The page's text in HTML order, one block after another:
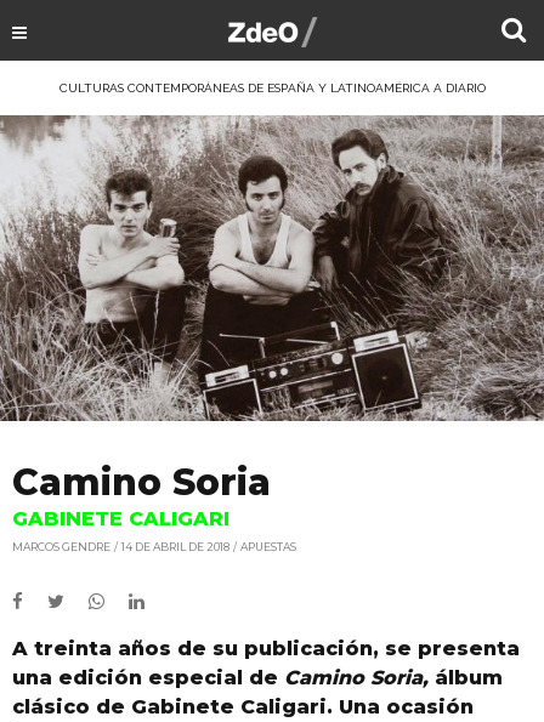
CULTURAS CONTEMPORÁNEAS DE ESPAÑA Y LATINOAMÉRICA A DIARIO
Camino Soria
GABINETE CALIGARI
MARCOS GENDRE 14 DE ABRIL DE 2018 APUESTAS
A treinta años de su publicación, se presenta
una edición especial de Camino Soria, álbum
clásico de Gabinete Caligari. Una ocasión